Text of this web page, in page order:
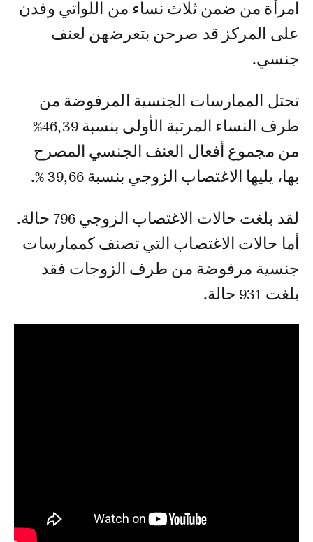
امرأة من ضمن ثلاث نساء من اللواتي وفدن
على المركز قد صرحن بتعرضهن لعنف
جنسي.
تحتل الممارسات الجنسية المرفوضة من
طرف النساء المرتبة الأولى بنسبة 46,39%
من مجموع أفعال العنف الجنسي المصرح
بها، يليها الاغتصاب الزوجي بنسبة 39,66 %.
لقد بلغت حالات الاغتصاب الزوجي 796 حالة.
أما حالات الاغتصاب التي تصنف كممارسات
جنسية مرفوضة من طرف الزوجات فقد
بلغت 931 حالة.